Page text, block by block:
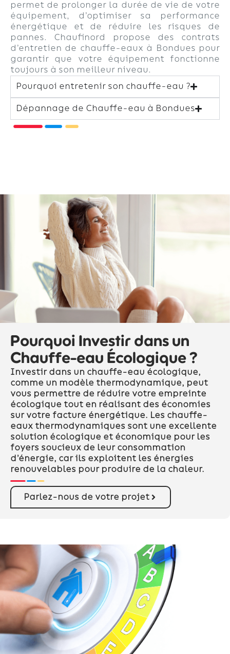
permet de prolonger la durée de vie de votre
équipement, d’optimiser sa performance
énergétique et de réduire les risques de
pannes. Chaufinord propose des contrats
d’entretien de chauffe-eaux à Bondues pour
garantir que votre équipement fonctionne
toujours à son meilleur niveau.
Pourquoi entretenir son chauffe-eau ?
Dépannage de Chauffe-eau à Bondues
Pourquoi Investir dans un
Chauffe-eau Écologique ?
Investir dans un chauffe-eau écologique,
comme un modèle thermodynamique, peut
vous permettre de réduire votre empreinte
écologique tout en réalisant des économies
sur votre facture énergétique. Les chauffe-
eaux thermodynamiques sont une excellente
solution écologique et économique pour les
foyers soucieux de leur consommation
d’énergie, car ils exploitent les énergies
renouvelables pour produire de la chaleur.
Parlez-nous de votre projet